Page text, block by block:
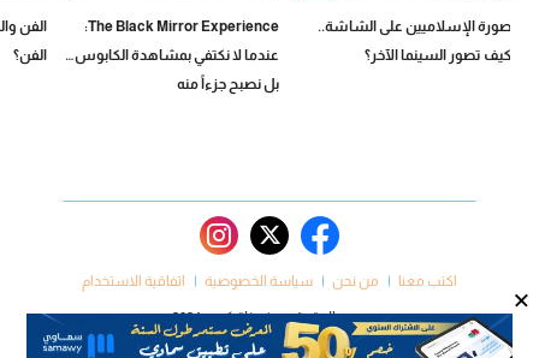
×
صورة الإسلاميين على الشاشة..
كيف تصور السينما الآخر؟
The Black Mirror Experience:
عندما لا نكتفي بمشاهدة الكابوس…
بل نصبح جزءاً منه
الفن
الفن؟
اكتب معنا من نحن سياسة الخصوصية اتفاقية الاستخدام
جميع الحقوق محفوظة كروم 2024